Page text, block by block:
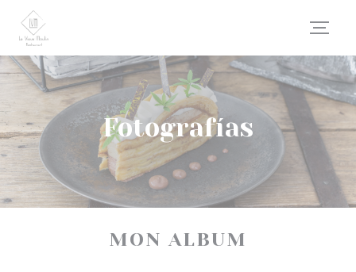
Personalización de sus opciones de cookies
Fotografías
MON ALBUM